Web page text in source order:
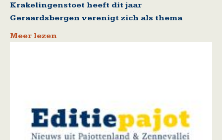
Krakelingenstoet heeft dit jaar
Geraardsbergen verenigt zich als thema
Meer lezen